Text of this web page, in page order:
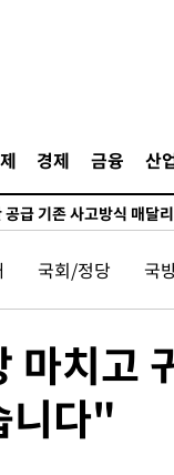
경제 금융 산
장에 김태유 서울대 공
2.3만개 순감하고 그 전 2
급 기존 사고방식 매달
폭염중대경보, 폭염경
안동·의성 관할 4개 면
나기·강원 많은 비[내
조 투자…"AI 메모리 수
아제르바이잔 투란VC 입
국회/정당 국
마치고
니다"